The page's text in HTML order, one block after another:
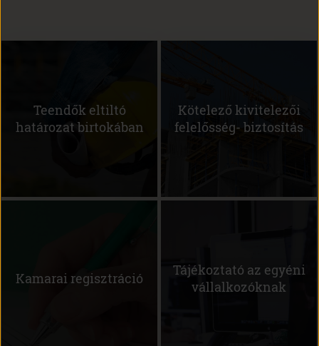
Teendők eltiltó
határozat birtokában
(open
Kötelező kivitelezői
felelősség- biztosítás
Kamarai regisztráció
Tájékoztató az egyéni
vállalkozóknak